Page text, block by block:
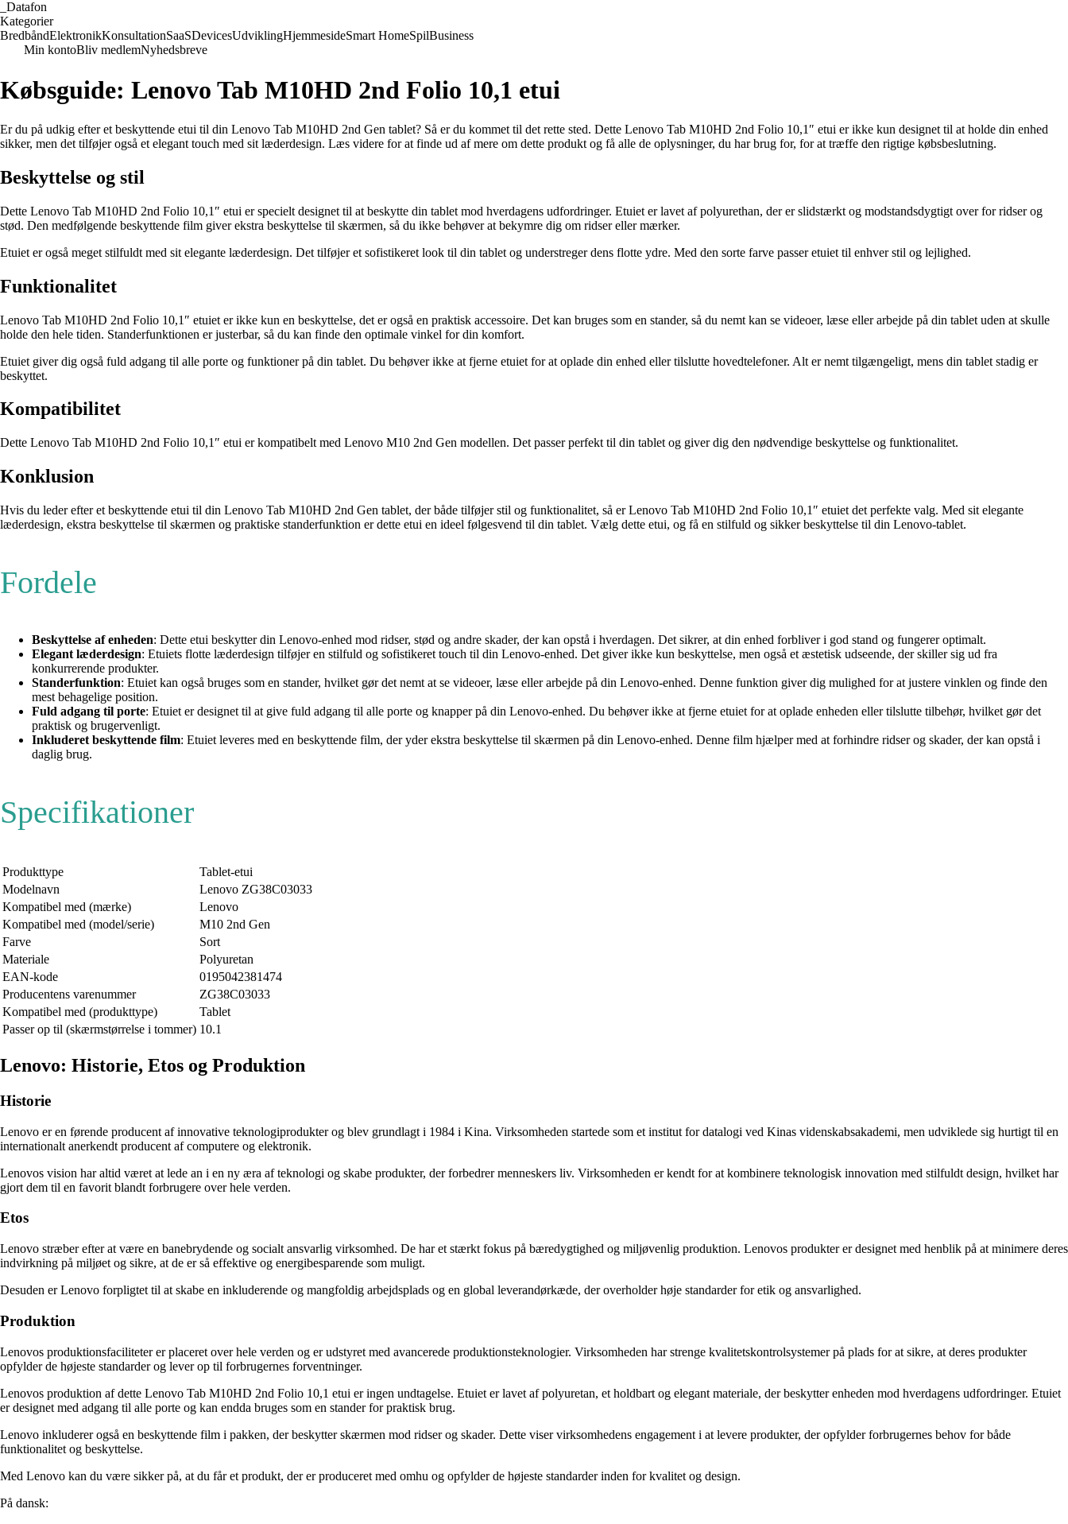
Datafon
Kategorier
BredbåndElektronikKonsultationSaaSDevicesUdviklingHjemmesideSmart HomeSpilBusiness
Min kontoBliv medlemNyhedsbreve
Købsguide: Lenovo Tab M10HD 2nd Folio 10,1 etui
Er du på udkig efter et beskyttende etui til din Lenovo Tab M10HD 2nd Gen tablet? Så er du kommet til det rette sted. Dette Lenovo Tab M10HD 2nd Folio 10,1″ etui er ikke kun designet til at holde din enhed
sikker, men det tilføjer også et elegant touch med sit læderdesign. Læs videre for at finde ud af mere om dette produkt og få alle de oplysninger, du har brug for, for at træffe den rigtige købsbeslutning.
Beskyttelse og stil
Dette Lenovo Tab M10HD 2nd Folio 10,1″ etui er specielt designet til at beskytte din tablet mod hverdagens udfordringer. Etuiet er lavet af polyurethan, der er slidstærkt og modstandsdygtigt over for ridser og
stød. Den medfølgende beskyttende film giver ekstra beskyttelse til skærmen, så du ikke behøver at bekymre dig om ridser eller mærker.
Etuiet er også meget stilfuldt med sit elegante læderdesign. Det tilføjer et sofistikeret look til din tablet og understreger dens flotte ydre. Med den sorte farve passer etuiet til enhver stil og lejlighed.
Funktionalitet
Lenovo Tab M10HD 2nd Folio 10,1″ etuiet er ikke kun en beskyttelse, det er også en praktisk accessoire. Det kan bruges som en stander, så du nemt kan se videoer, læse eller arbejde på din tablet uden at skulle
holde den hele tiden. Standerfunktionen er justerbar, så du kan finde den optimale vinkel for din komfort.
Etuiet giver dig også fuld adgang til alle porte og funktioner på din tablet. Du behøver ikke at fjerne etuiet for at oplade din enhed eller tilslutte hovedtelefoner. Alt er nemt tilgængeligt, mens din tablet stadig er
beskyttet.
Kompatibilitet
Dette Lenovo Tab M10HD 2nd Folio 10,1″ etui er kompatibelt med Lenovo M10 2nd Gen modellen. Det passer perfekt til din tablet og giver dig den nødvendige beskyttelse og funktionalitet.
Konklusion
Hvis du leder efter et beskyttende etui til din Lenovo Tab M10HD 2nd Gen tablet, der både tilføjer stil og funktionalitet, så er Lenovo Tab M10HD 2nd Folio 10,1″ etuiet det perfekte valg. Med sit elegante
læderdesign, ekstra beskyttelse til skærmen og praktiske standerfunktion er dette etui en ideel følgesvend til din tablet. Vælg dette etui, og få en stilfuld og sikker beskyttelse til din Lenovo-tablet.
Fordele
Beskyttelse af enheden: Dette etui beskytter din Lenovo-enhed mod ridser, stød og andre skader, der kan opstå i hverdagen. Det sikrer, at din enhed forbliver i god stand og fungerer optimalt.
Elegant læderdesign: Etuiets flotte læderdesign tilføjer en stilfuld og sofistikeret touch til din Lenovo-enhed. Det giver ikke kun beskyttelse, men også et æstetisk udseende, der skiller sig ud fra
konkurrerende produkter.
Standerfunktion: Etuiet kan også bruges som en stander, hvilket gør det nemt at se videoer, læse eller arbejde på din Lenovo-enhed. Denne funktion giver dig mulighed for at justere vinklen og finde den
mest behagelige position.
Fuld adgang til porte: Etuiet er designet til at give fuld adgang til alle porte og knapper på din Lenovo-enhed. Du behøver ikke at fjerne etuiet for at oplade enheden eller tilslutte tilbehør, hvilket gør det
praktisk og brugervenligt.
Inkluderet beskyttende film: Etuiet leveres med en beskyttende film, der yder ekstra beskyttelse til skærmen på din Lenovo-enhed. Denne film hjælper med at forhindre ridser og skader, der kan opstå i
daglig brug.
Specifikationer
Produkttype
Tablet-etui
Modelnavn
Lenovo ZG38C03033
Kompatibel med (mærke)
Lenovo
Kompatibel med (model/serie)
M10 2nd Gen
Farve
Sort
Materiale
Polyuretan
EAN-kode
0195042381474
Producentens varenummer
ZG38C03033
Kompatibel med (produkttype)
Tablet
Passer op til (skærmstørrelse i tommer) 10.1
Lenovo: Historie, Etos og Produktion
Historie
Lenovo er en førende producent af innovative teknologiprodukter og blev grundlagt i 1984 i Kina. Virksomheden startede som et institut for datalogi ved Kinas videnskabsakademi, men udviklede sig hurtigt til en
internationalt anerkendt producent af computere og elektronik.
Lenovos vision har altid været at lede an i en ny æra af teknologi og skabe produkter, der forbedrer menneskers liv. Virksomheden er kendt for at kombinere teknologisk innovation med stilfuldt design, hvilket har
gjort dem til en favorit blandt forbrugere over hele verden.
Etos
Lenovo stræber efter at være en banebrydende og socialt ansvarlig virksomhed. De har et stærkt fokus på bæredygtighed og miljøvenlig produktion. Lenovos produkter er designet med henblik på at minimere deres
indvirkning på miljøet og sikre, at de er så effektive og energibesparende som muligt.
Desuden er Lenovo forpligtet til at skabe en inkluderende og mangfoldig arbejdsplads og en global leverandørkæde, der overholder høje standarder for etik og ansvarlighed.
Produktion
Lenovos produktionsfaciliteter er placeret over hele verden og er udstyret med avancerede produktionsteknologier. Virksomheden har strenge kvalitetskontrolsystemer på plads for at sikre, at deres produkter
opfylder de højeste standarder og lever op til forbrugernes forventninger.
Lenovos produktion af dette Lenovo Tab M10HD 2nd Folio 10,1 etui er ingen undtagelse. Etuiet er lavet af polyuretan, et holdbart og elegant materiale, der beskytter enheden mod hverdagens udfordringer. Etuiet
er designet med adgang til alle porte og kan endda bruges som en stander for praktisk brug.
Lenovo inkluderer også en beskyttende film i pakken, der beskytter skærmen mod ridser og skader. Dette viser virksomhedens engagement i at levere produkter, der opfylder forbrugernes behov for både
funktionalitet og beskyttelse.
Med Lenovo kan du være sikker på, at du får et produkt, der er produceret med omhu og opfylder de højeste standarder inden for kvalitet og design.
På dansk: